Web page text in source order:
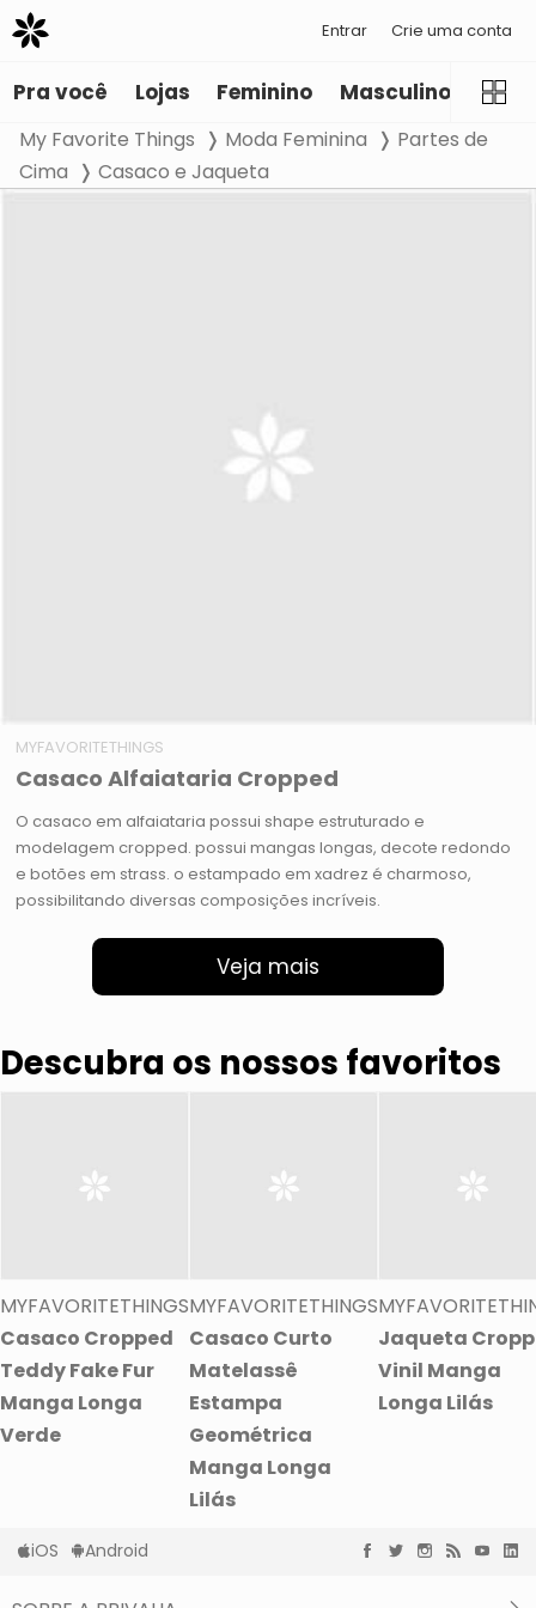
Entrar Crie uma conta
Pra você Lojas Feminino Masculino
My Favorite Things Moda Feminina
Partes de
Cima
Casaco e Jaqueta
MYFAVORITETHINGS
Casaco Alfaiataria Cropped
O casaco em alfaiataria possui shape estruturado e
modelagem cropped. possui mangas longas, decote redondo
e botões em strass. o estampado em xadrez é charmoso,
possibilitando diversas composições incríveis.
Veja mais
Descubra os nossos favoritos
MYFAVORITETHINGS
Casaco Cropped
Teddy Fake Fur
Manga Longa
Verde
MYFAVORITETHINGS
Casaco Curto
Matelassê
Estampa
Geométrica
Manga Longa
Lilás
Jaqueta
Vinil Manga
Longa Lilás
iOS Android